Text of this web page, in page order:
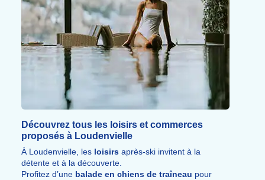
Découvrez tous les loisirs et commerces
proposés à Loudenvielle
À Loudenvielle, les loisirs après-ski invitent à la
détente et à la découverte.
Profitez d’une balade en chiens de traîneau pour